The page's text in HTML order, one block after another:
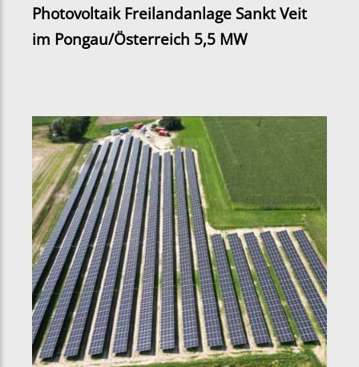
Photovoltaik Freilandanlage Sankt Veit
im Pongau/Österreich 5,5 MW